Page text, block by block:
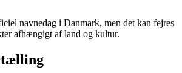
navnedag i Danmark, men det kan fejres
afhængigt af land og kultur.